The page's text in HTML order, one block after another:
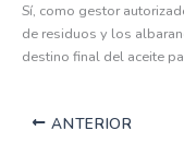
Sí, como gestor
de residuos y los
destino final del aceite
ANTERIOR